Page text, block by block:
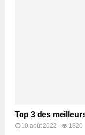
Top 3 des
10 août 2022 1820